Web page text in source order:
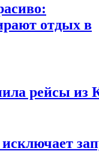
отдых в
рейсы из